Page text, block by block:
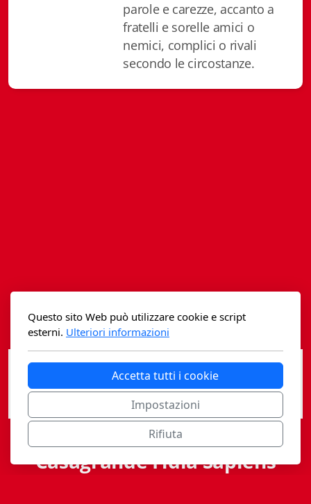
parole e carezze, accanto a
fratelli e sorelle amici o
nemici, complici o rivali
secondo le circostanze.
Casagrande Fidia Sapiens
Questo sito Web può utilizzare cookie e script
esterni. Ulteriori informazioni
Accetta tutti i cookie
Impostazioni
Rifiuta
EJO- European Journalism Observatory
Maestri della Pietra
Oltre le frontiere
Spyra
Testi scolastici
Varia